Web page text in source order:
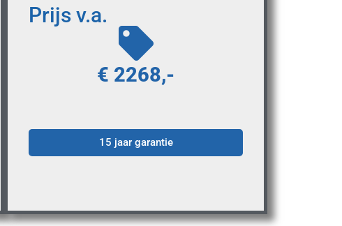
Prijs v.a.
€ 2268,-
15 jaar garantie